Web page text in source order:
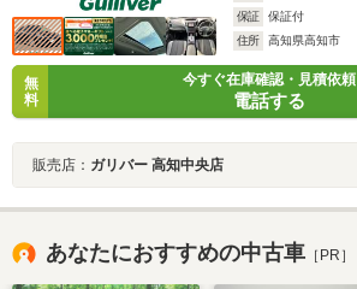
保証
保証付
住所
高知県高知市
無
料
今すぐ在庫確認・見積依頼
電話する
販売店： ガリバー 高知中央店
あなたにおすすめの中古車 ［PR］